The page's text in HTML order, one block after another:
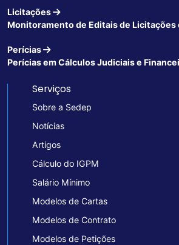
Licitações
Monitoramento de Editais de Licitações
Perícias
Perícias em Cálculos Judiciais e
Serviços
Sobre a Sedep
Notícias
Artigos
Cálculo do IGPM
Salário Mínimo
Modelos de Cartas
Modelos de Contrato
Modelos de Petições